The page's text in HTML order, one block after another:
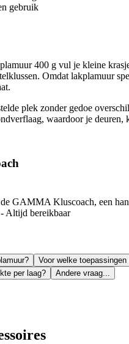
gebruik
400 g vul je kleine
Omdat lakplamuur
plek zonder gedoe
waardoor je
GAMMA Kluscoach, een
Altijd bereikbaar
Voor welke
per laag?
Andere vraag...